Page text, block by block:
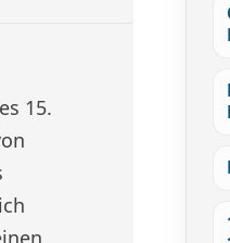
15.